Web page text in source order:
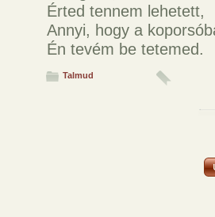
Érted tennem lehetett,
Annyi, hogy a
Én tevém be tetemed.
Talmud